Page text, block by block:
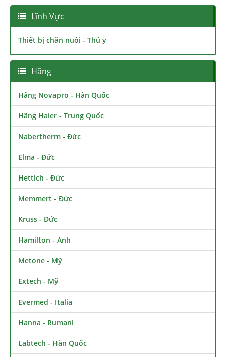
Lĩnh Vực
Thiết bị chăn nuôi - Thú y
Hãng
Hãng Novapro - Hàn Quốc
Hãng Haier - Trung Quốc
Nabertherm - Đức
Elma - Đức
Hettich - Đức
Memmert - Đức
Kruss - Đức
Hamilton - Anh
Metone - Mỹ
Extech - Mỹ
Evermed - Italia
Hanna - Rumani
Labtech - Hàn Quốc